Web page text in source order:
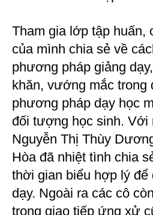
Tham gia lớp tập huấn,
của mình chia sẻ về
phương pháp giảng
khăn, vướng mắc
phương pháp dạy học
đối tượng học sinh. Với
Nguyễn Thị Thùy
Hòa đã nhiệt tình chia
thời gian biểu hợp lý để
dạy. Ngoài ra các cô
trong giao tiếp ứng xử